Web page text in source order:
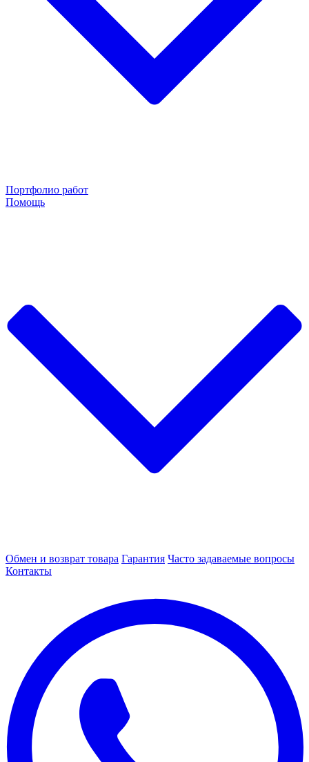
Портфолио работ
Помощь
Обмен и возврат товара Гарантия Часто задаваемые вопросы
Контакты